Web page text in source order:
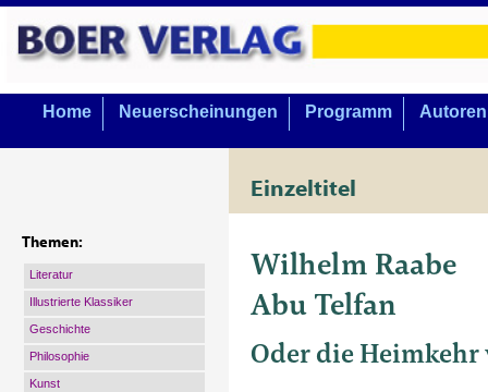
Home Neuerscheinungen Programm Autoren
Einzeltitel
Themen:
Literatur
Illustrierte Klassiker
Geschichte
Philosophie
Kunst
Wilhelm Raabe
Abu Telfan
Oder die